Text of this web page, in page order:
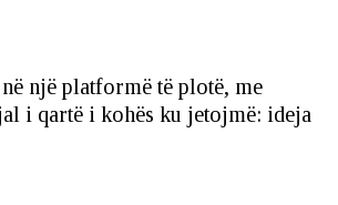
një platformë të plotë, me
i qartë i kohës ku jetojmë: ideja